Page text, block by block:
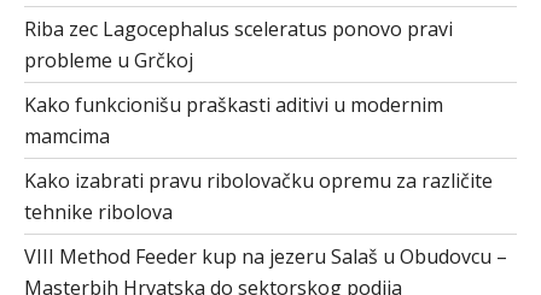
Riba zec Lagocephalus sceleratus ponovo pravi
probleme u Grčkoj
Kako funkcionišu praškasti aditivi u modernim
mamcima
Kako izabrati pravu ribolovačku opremu za različite
tehnike ribolova
VIII Method Feeder kup na jezeru Salaš u Obudovcu –
Masterbih Hrvatska do sektorskog podija